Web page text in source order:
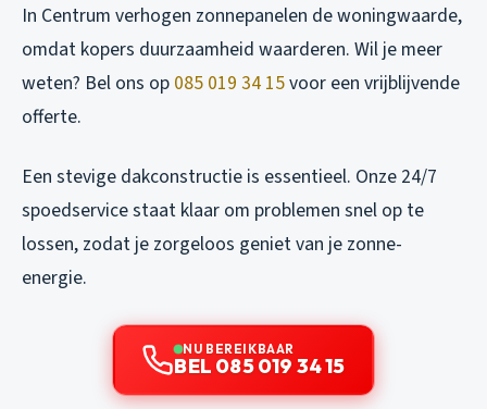
In Centrum verhogen zonnepanelen de woningwaarde,
omdat kopers duurzaamheid waarderen. Wil je meer
weten? Bel ons op 085 019 34 15voor een vrijblijvende
offerte.
Een stevige dakconstructie is essentieel. Onze 24/7
spoedservice staat klaar om problemen snel op te
lossen, zodat je zorgeloos geniet van je zonne-
energie.
NU BEREIKBAAR
BEL 085 019 34 15